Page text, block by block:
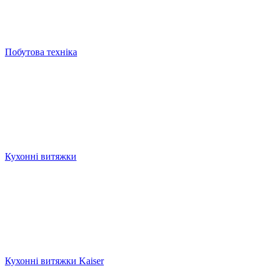
Побутова техніка
Кухонні витяжки
Кухонні витяжки Kaiser